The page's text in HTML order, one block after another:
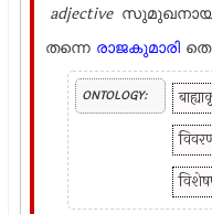
adjective സുമുഖനായ
തന്നെ രാജകുമാരി
ONTOLOGY: